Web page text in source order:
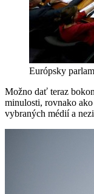
Európsky
Možno dať teraz
minulosti, rovnako
vybraných médií a